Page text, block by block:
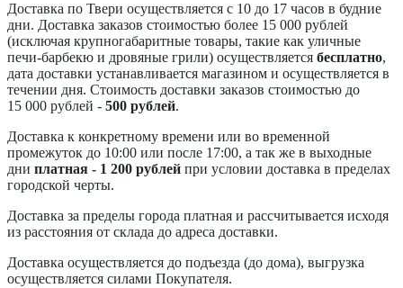
Доставка по Твери осуществляется с 10 до 17 часов в будние
дни. Доставка заказов стоимостью более 15 000 рублей
(исключая крупногабаритные товары, такие как уличные
печи-барбекю и дровяные грили) осуществляется бесплатно,
дата доставки устанавливается магазином и осуществляется в
течении дня. Стоимость доставки заказов стоимостью до
15 000 рублей - 500 рублей.
Доставка к конкретному времени или во временной
промежуток до 10:00 или после 17:00, а так же в выходные
дни платная - 1 200 рублей при условии доставка в пределах
городской черты.
Доставка за пределы города платная и рассчитывается исходя
из расстояния от склада до адреса доставки.
Доставка осуществляется до подъезда (до дома), выгрузка
осуществляется силами Покупателя.